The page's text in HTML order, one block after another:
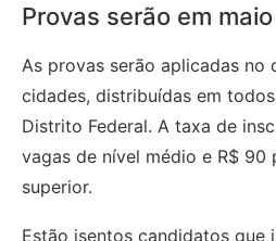
Provas serão em maio
As provas serão aplicadas no
cidades, distribuídas em
Distrito Federal. A taxa de
vagas de nível médio e R$ 90
superior.
Estão isentos candidatos que